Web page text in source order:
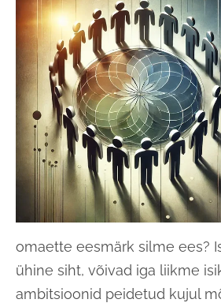
omaette eesmärk silme ees?
ühine siht, võivad iga liikme
ambitsioonid peidetud kujul